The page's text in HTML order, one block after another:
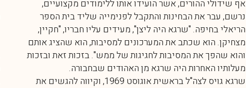
אף שידולי ההורים, אשר הועידו אותו ללימודים מקצועיים,
נרשם, עבר את הבחינות והתקבל לפנימייה שליד בית הספר
הריאלי בחיפה. "שרגא היה ליצן", מעידים עליו חבריו, "חקיין,
מצחיקן. הוא שכתב את המערכונים למסיבות, הוא שהציג אותם
והוא שהפך את המסיבות לחגיגות של ממש". בזכות זאת ובזכות
מעלותיו האחרות היה שרגא מן האהודים שבחבורה.
שרגא גויס לצה"ל בראשית אוגוסט 1969, וקיווה להגשים את